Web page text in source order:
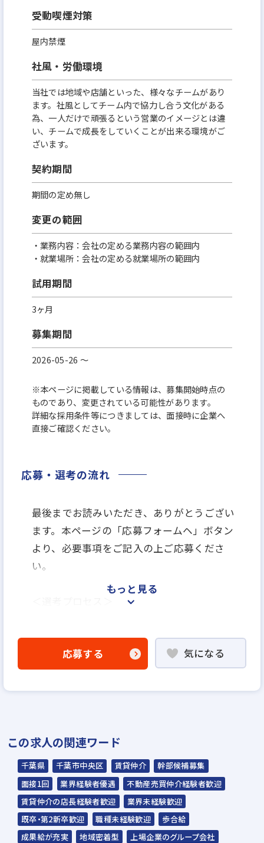
受動喫煙対策
屋内禁煙
社風・労働環境
当社では地域や店舗といった、様々なチームがあり
ます。社風としてチーム内で協力し合う文化がある
為、一人だけで頑張るという営業のイメージとは違
い、チームで成長をしていくことが出来る環境がご
ざいます。
契約期間
期間の定め無し
変更の範囲
・業務内容：会社の定める業務内容の範囲内
・就業場所：会社の定める就業場所の範囲内
試用期間
3ヶ月
募集期間
2026-05-26 〜
※本ページに掲載している情報は、募集開始時点の
ものであり、変更されている可能性があります。
詳細な採用条件等につきましては、面接時に企業へ
直接ご確認ください。
応募・選考の流れ
最後までお読みいただき、ありがとうござい
ます。本ページの「応募フォームヘ」ボタン
より、必要事項をご記入の上ご応募くださ
い。
▼書類選考
▼オンライン面談
▼適性テスト
▼面接
【面接について】
面談はオンラインのみ。面接は対面をお願い
しております。
※募集地域によってはオンライン面接になっ
た場合、その後に店舗見学をお願いしており
ます。
もっと見る
応募する 気になる
この求人の関連ワード
千葉県 千葉市中央区 賃貸仲介
幹部候補募集
面接1回
業界経験者優遇
不動産売買仲介経験者歓迎
賃貸仲介の店長経験者歓迎
業界未経験歓迎
既卒・第2新卒歓迎
職種未経験歓迎
歩合給
成果給が充実
地域密着型
上場企業のグループ会社